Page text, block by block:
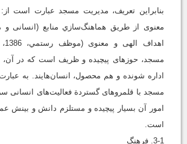
بنابراين تعريف، مديريت مسجد عبارت است
معنوى از طريق هماهنگ‌سازي منابع (انسانى
مسجد، حوزه‏اى پيچيده و ظريف است كه در آن،
اداره‌ شونده و هم محصول، انسان‌ها‌يند. به
مسجد با قلمروهاى گستردة فعاليت‌هاى انسانى
امور آن بسيار پيچيده و مستلزم دانش و بينش
است.
3-1. فرهنگ